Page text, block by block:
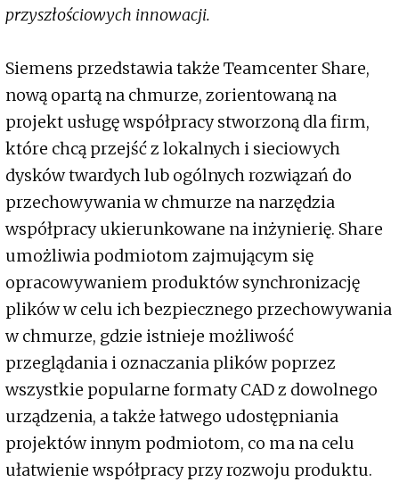
przyszłościowych innowacji.
Siemens przedstawia także Teamcenter Share,
nową opartą na chmurze, zorientowaną na
projekt usługę współpracy stworzoną dla firm,
które chcą przejść z lokalnych i sieciowych
dysków twardych lub ogólnych rozwiązań do
przechowywania w chmurze na narzędzia
współpracy ukierunkowane na inżynierię. Share
umożliwia podmiotom zajmującym się
opracowywaniem produktów synchronizację
plików w celu ich bezpiecznego przechowywania
w chmurze, gdzie istnieje możliwość
przeglądania i oznaczania plików poprzez
wszystkie popularne formaty CAD z dowolnego
urządzenia, a także łatwego udostępniania
projektów innym podmiotom, co ma na celu
ułatwienie współpracy przy rozwoju produktu.